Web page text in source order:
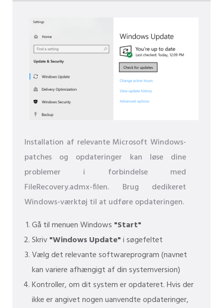
Installation af relevante Microsoft Windows-
patches og opdateringer kan løse dine
problemer i forbindelse med
FileRecovery.admx-filen. Brug dedikeret
Windows-værktøj til at udføre opdateringen.
Gå til menuen Windows "Start"
Skriv"Windows Update"i søgefeltet
Vælg det relevante softwareprogram (navnet
kan variere afhængigt af din systemversion)
Kontroller, om dit system er opdateret. Hvis der
ikke er angivet nogen uanvendte opdateringer,